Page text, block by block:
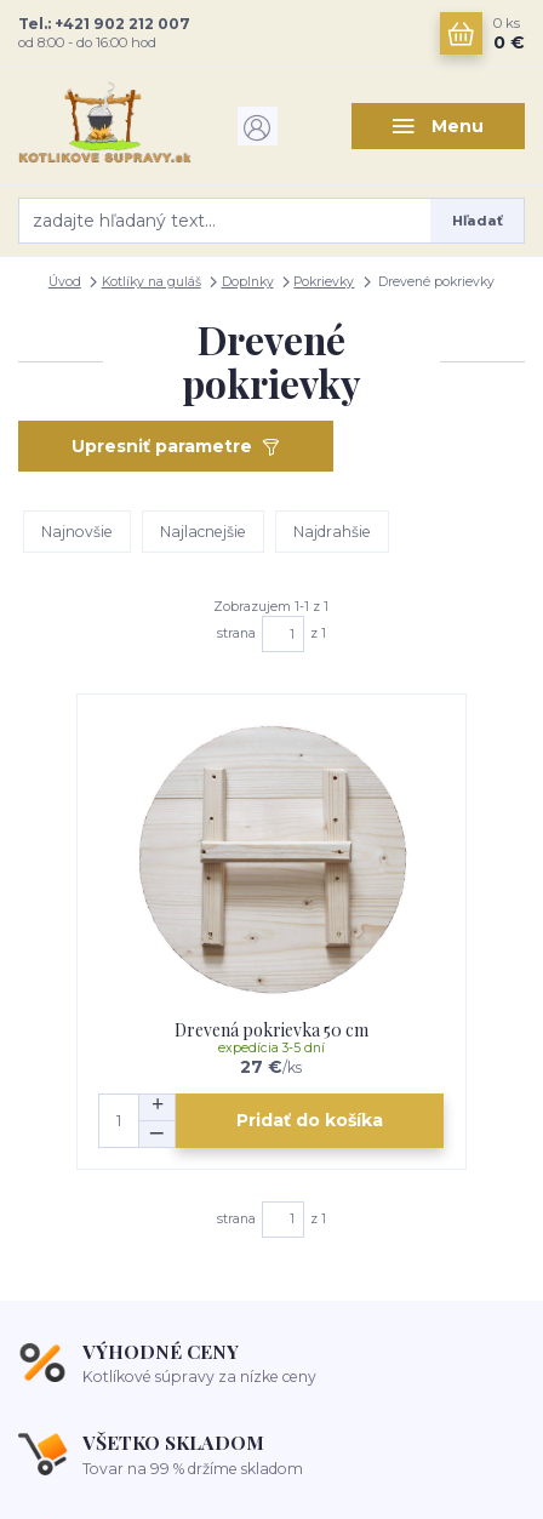
Menu
Hľadať
Tel.: +421 902 212 007
od 8:00 - do 16:00 hod
0 ks
0 €
Úvod Kotlíky na guláš Doplnky Pokrievky Drevené pokrievky
Drevené
pokrievky
Upresniť parametre
Najnovšie Najlacnejšie Najdrahšie
Zobrazujem 1-1 z 1
strana
z 1
Drevená pokrievka 50 cm
27 €/ks
expedícia 3-5 dní
Pridať do košíka
strana z 1
VÝHODNÉ CENY
Kotlíkové súpravy za nízke ceny
VŠETKO SKLADOM
Tovar na 99 % držíme skladom